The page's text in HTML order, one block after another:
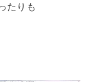
たりも